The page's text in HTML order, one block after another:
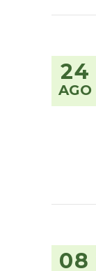
24
AGO
08